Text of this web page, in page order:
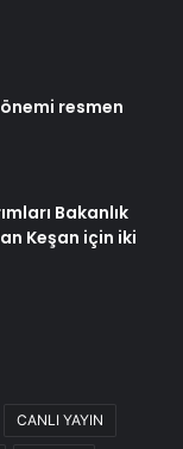
resmen
Bakanlık
Keşan için iki
CANLI YAYIN